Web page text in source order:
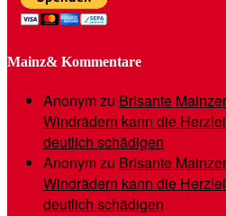
Mainz& Kommentare
Anonymzu Brisante
Windrädern kann die
deutlich schädigen
Anonymzu Brisante
Windrädern kann die
deutlich schädigen